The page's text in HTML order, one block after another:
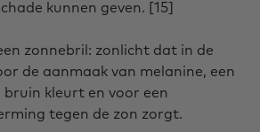
kunnen geven. [15]
zonnebril: zonlicht dat in de
de aanmaak van melanine, een
kleurt en voor een
tegen de zon zorgt.